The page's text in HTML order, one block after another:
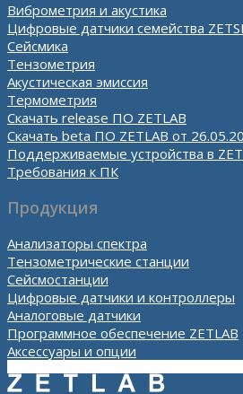
Виброметрия и акустика
Цифровые датчики семейства
Сейсмика
Тензометрия
Акустическая эмиссия
Термометрия
Скачать release ПО ZETLAB
Скачать beta ПО ZETLAB от
Поддерживаемые устройства в
Требования к ПК
Продукция
Анализаторы спектра
Тензометрические станции
Сейсмостанции
Цифровые датчики и контроллеры
Аналоговые датчики
Программное обеспечение ZETLAB
Аксессуары и опции